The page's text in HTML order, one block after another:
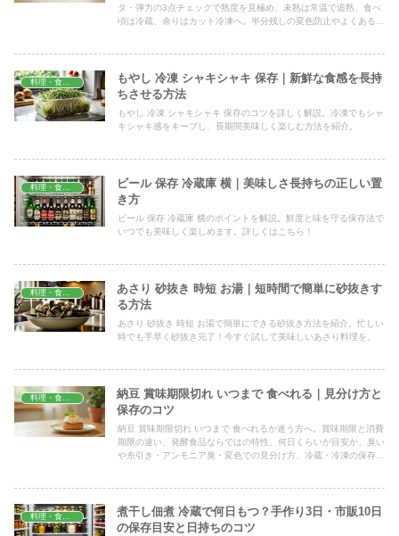
タ・弾力の3点チェックで熟度を見極め、未熟は常温で追熟、食べ
頃は冷蔵、余りはカット冷凍へ。半分残しの変色防止やよくある質
もやし 冷凍 シャキシャキ 保存｜新鮮な食感を長持
ちさせる方法
もやし 冷凍 シャキシャキ 保存のコツを詳しく解説。冷凍でもシャ
キシャキ感をキープし、長期間美味しく楽しむ方法を紹介。
ビール 保存 冷蔵庫 横｜美味しさ長持ちの正しい置
き方
ビール 保存 冷蔵庫 横のポイントを解説。鮮度と味を守る保存法で
いつでも美味しく楽しめます。詳しくはこちら！
あさり 砂抜き 時短 お湯｜短時間で簡単に砂抜きす
る方法
あさり 砂抜き 時短 お湯で簡単にできる砂抜き方法を紹介。忙しい
時でも手早く砂抜き完了！今すぐ試して美味しいあさり料理を。
納豆 賞味期限切れ いつまで 食べれる｜見分け方と
保存のコツ
納豆 賞味期限切れ いつまで 食べれるか迷う方へ。賞味期限と消費
期限の違い、発酵食品ならではの特性、何日くらいが目安か、臭い
や糸引き・アンモニア臭・変色での見分け方、冷蔵・冷凍の保存術
煮干し佃煮 冷蔵で何日もつ？手作り3日・市販10日
の保存目安と日持ちのコツ